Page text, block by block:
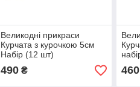
Великодні прикраси
Курчата з курочкою 5см
Набір (12 шт)
490₴ 460